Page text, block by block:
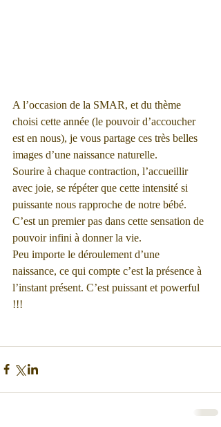
A l’occasion de la SMAR, et du thème
choisi cette année (le pouvoir d’accoucher
est en nous), je vous partage ces très belles
images d’une naissance naturelle.
Sourire à chaque contraction, l’accueillir
avec joie, se répéter que cette intensité si
puissante nous rapproche de notre bébé.
C’est un premier pas dans cette sensation de
pouvoir infini à donner la vie.
Peu importe le déroulement d’une
naissance, ce qui compte c’est la présence à
l’instant présent. C’est puissant et powerful
!!!